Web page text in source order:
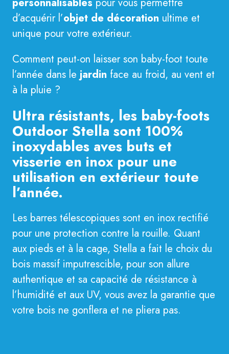
d’acquérir l’objet de décoration ultime et
unique pour votre extérieur.
Comment peut-on laisser son baby-foot toute
l’année dans le jardin face au froid, au vent et
à la pluie ?
Ultra résistants, les baby-foots
Outdoor Stella sont 100%
inoxydables aves buts et
visserie en inox pour une
utilisation en extérieur toute
l’année.
Les barres télescopiques sont en inox rectifié
pour une protection contre la rouille. Quant
aux pieds et à la cage, Stella a fait le choix du
bois massif imputrescible, pour son allure
authentique et sa capacité de résistance à
l’humidité et aux UV, vous avez la garantie que
votre bois ne gonflera et ne pliera pas.